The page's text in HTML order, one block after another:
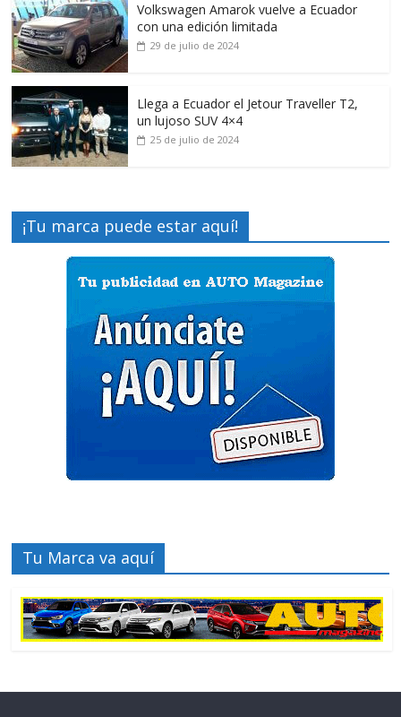
Volkswagen Amarok vuelve a Ecuador
con una edición limitada
29 de julio de 2024
Llega a Ecuador el Jetour Traveller T2,
un lujoso SUV 4×4
25 de julio de 2024
¡Tu marca puede estar aquí!
Tu Marca va aquí